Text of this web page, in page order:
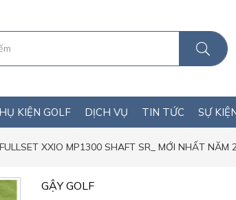
KIỆN GOLF DỊCH VỤ TIN TỨC SỰ
XXIO MP1300 SHAFT SR_ MỚI NHẤT NĂM
GẬY GOLF